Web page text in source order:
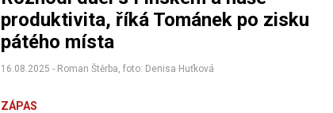
produktivita, říká Tománek po zisku
pátého místa
16.08.2025 - Roman Štěrba, foto: Denisa Huťková
ZÁPAS